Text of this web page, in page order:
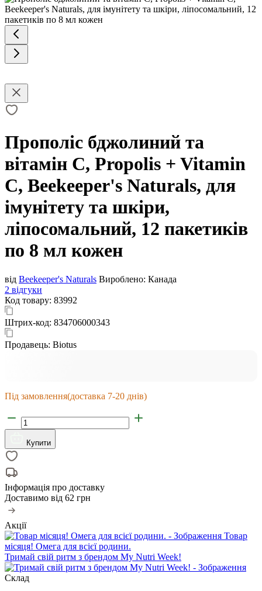
Прополіс бджолиний та
вітамін С, Propolis + Vitamin
C, Beekeeper's Naturals, для
імунітету та шкіри,
ліпосомальний, 12 пакетиків
по 8 мл кожен
від Beekeeper's Naturals Вироблено: Канада
2 відгуки
Код товару: 83992
Штрих-код: 834706000343
Продавець: Biotus
Під замовлення(доставка 7-20 днів)
Купити
Інформація про доставку
Доставимо від 62 грн
Акції
Товар
місяця! Омега для всієї родини.
Тримай свій ритм з брендом My Nutri Week!
Склад